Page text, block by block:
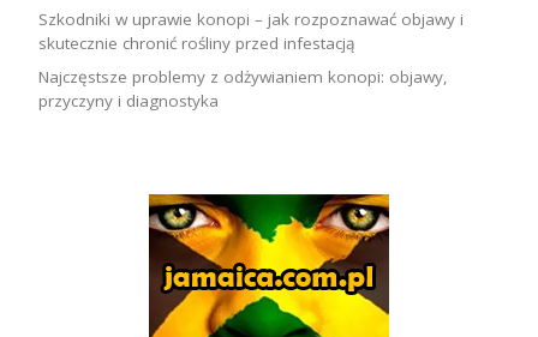
Szkodniki w uprawie konopi – jak rozpoznawać objawy i
skutecznie chronić rośliny przed infestacją
Najczęstsze problemy z odżywianiem konopi: objawy,
przyczyny i diagnostyka